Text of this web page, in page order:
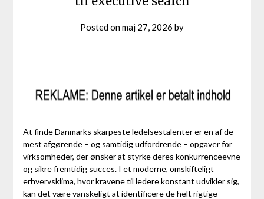
Posted onmaj 27, 2026 by
At finde Danmarks skarpeste ledelsestalenter er en af de
mest afgørende – og samtidig udfordrende – opgaver for
virksomheder, der ønsker at styrke deres konkurrenceevne
og sikre fremtidig succes. I et moderne, omskifteligt
erhvervsklima, hvor kravene til ledere konstant udvikler sig,
kan det være vanskeligt at identificere de helt rigtige